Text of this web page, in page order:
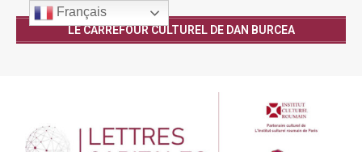
LE CARREFOUR CULTUREL DE DAN BURCEA
Français